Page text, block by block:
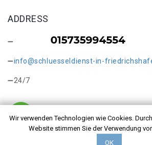
Wir verwenden Technologien wie Cookies.
Website stimmen Sie der Verwendung
ОК
ADDRESS
info@schluesseldienst-in-
24/7
Copyright © 2026 Schlüsseldienst in